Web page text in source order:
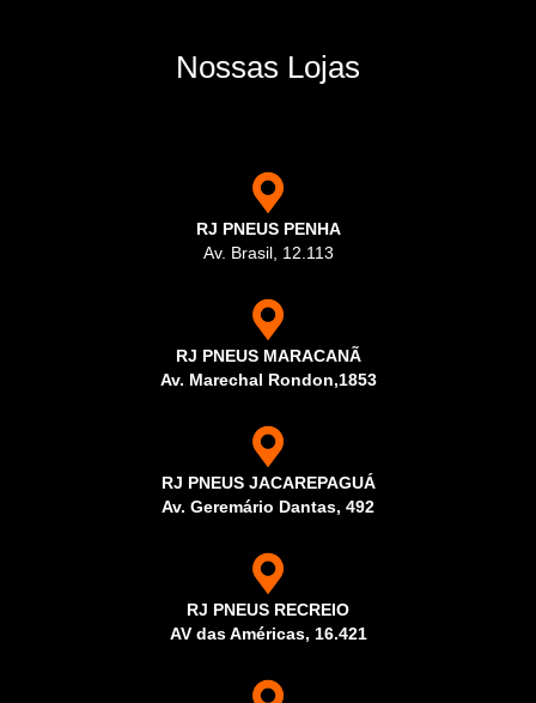
Nossas Lojas
RJ PNEUS PENHA
Av. Brasil, 12.113
RJ PNEUS MARACANÃ
Av. Marechal Rondon,1853
RJ PNEUS JACAREPAGUÁ
Av. Geremário Dantas, 492
RJ PNEUS RECREIO
AV das Américas, 16.421